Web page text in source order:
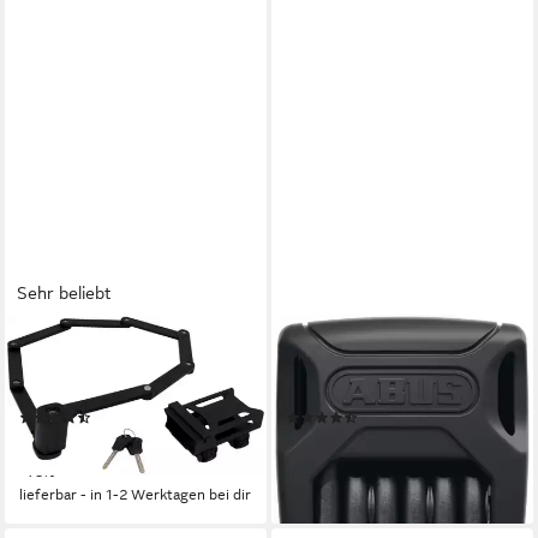
Sehr beliebt
FISCHER FAHRRAD
Faltschloss Faltschloss 110cm
XL mit Halter (3-tlg)
ab 29,49 € UVP 34,99 €
-16%
lieferbar - in 1-2 Werktagen bei dir
ABUS
Faltschloss Bordo 6000K SH
(mit Halterung)
(3)
ab 86,99 € 99,95 €
-13%
lieferbar - in 3-4 Werktagen bei dir